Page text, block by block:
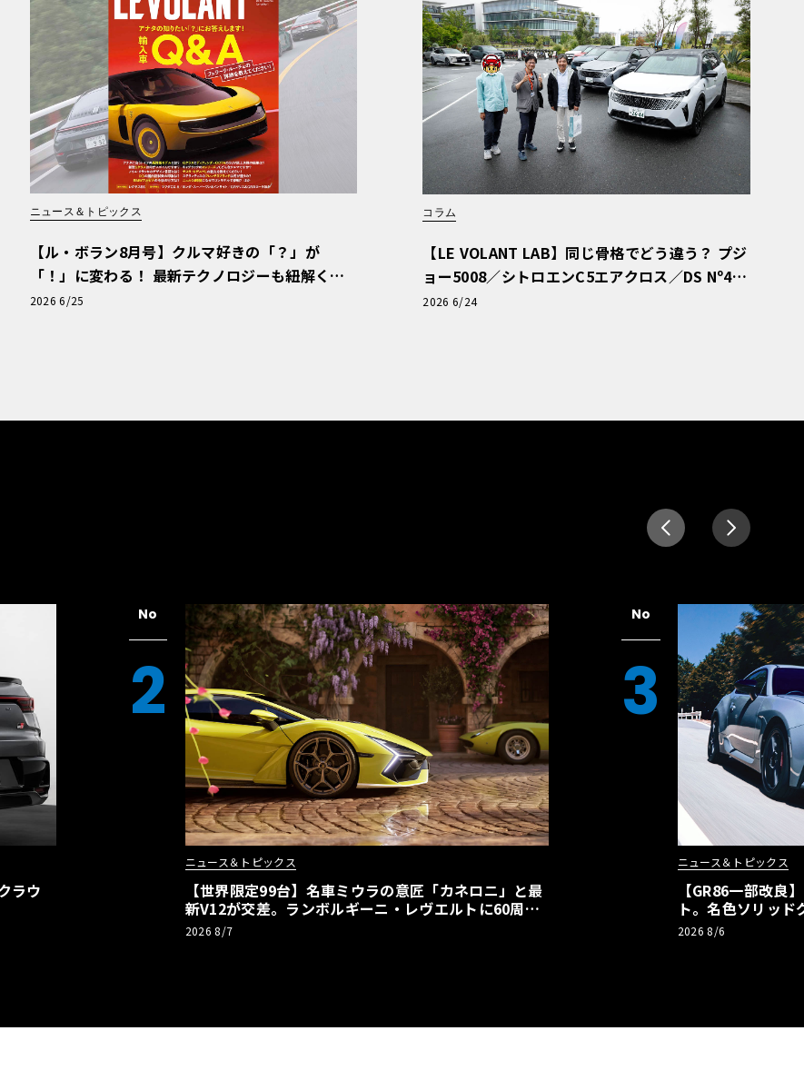
ニュース＆トピックス
【ル・ボラン8月号】クルマ好きの「？」が
「！」に変わる！ 最新テクノロジーも紐解く
「輸入車Q&A」
2026 6/25
コラム
【LE VOLANT LAB】同じ骨格でどう違う？ プジ
ョー5008／シトロエンC5エアクロス／DS Nº4
読者一気乗りレポート
2026 6/24
ラウ
No
2
ニュース＆トピックス
【世界限定99台】名車ミウラの意匠「カネロニ」と最
新V12が交差。ランボルギーニ・レヴエルトに60周年
記念車が登場
2026 8/7
No
3
ニュース＆トピックス
【GR86一部改良
ト。名色ソリッ
極みへ
2026 8/6